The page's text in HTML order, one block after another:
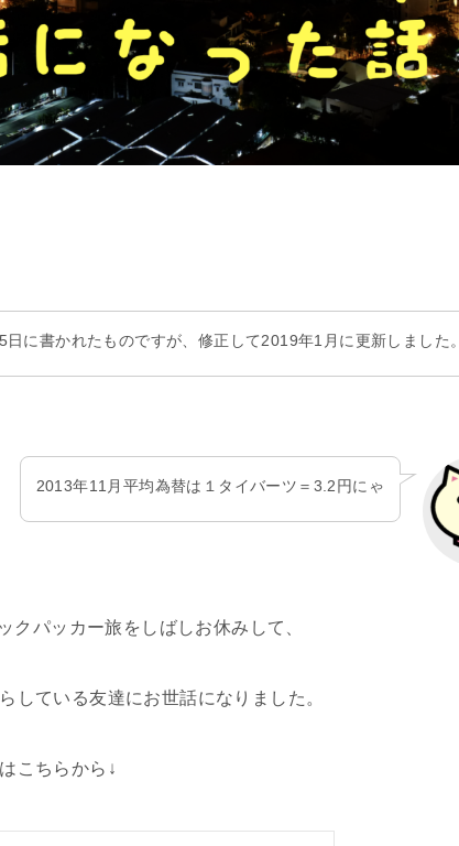
に書かれたものですが、修正して2019年1月に更新しました。
2013年11月平均為替は１タイバーツ＝3.2円にゃ
パッカー旅をしばしお休みして、
している友達にお世話になりました。
こちらから↓